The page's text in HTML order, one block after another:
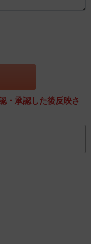
・承認した後反映さ